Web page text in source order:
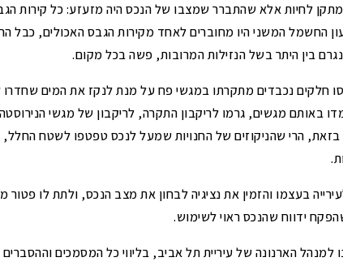
לחיות אלא שהתברר שמצבו של הנכס היה מזעזע: כל קירות
החשמל המשני היו מחוברים לאחד מקירות הגבס האכולים,
בין היתר בשל הנזילות המרובות, פשה בכל מקום.
חלקים נכבדים מתקרתו במגשי פח על מנת לנקז את המים שחדרו
באותם מגשים, גרמו לריקבון התקרה, לריקבון של מגשי
בזאת, הרי שהניקוזים של החנויות שמעל לנכס טפטפו לשטח
בעצמו והזמין את נציגיה לבחון את מצב הנכס, ולתת לו
ידווח שהנכס ראוי לשימוש.
למנהל הארנונה של עיריית תל אביב, בליווי כל המסמכים